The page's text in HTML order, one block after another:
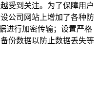
受到关注。为了保障用户
公司网站上增加了各种防
进行加密传输；设置严格
份数据以防止数据丢失等